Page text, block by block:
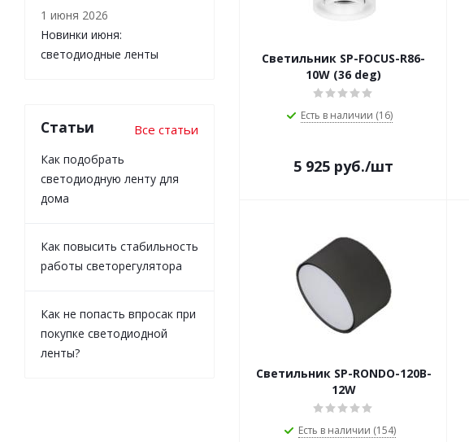
Светильник SP-FOCUS-R86-
10W (36 deg)
Есть в наличии (16)
5 925 руб./шт
Светильник SP-RONDO-120B-
12W
Есть в наличии (154)
1 июня 2026
Новинки июня:
светодиодные ленты
Статьи Все статьи
Как подобрать
светодиодную ленту для
дома
Как повысить стабильность
работы светорегулятора
Как не попасть впросак при
покупке светодиодной
ленты?